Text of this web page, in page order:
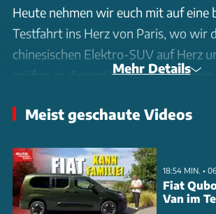
Heute nehmen wir euch mit auf eine
Testfahrt ins Herz von Paris, wo wir
chinesischen Elektro-SUV auf Herz
prüfen. In diesem Video präsentieren
werfen einen Blick auf die Bedeutung
auch Wissenswertes über GAC, einen
aufstrebenden Hersteller aus China,
Strategie das Unternehmen mit dem
Mehr Details
Meist geschaute Videos
18:54 MIN. •
Fiat
Van im